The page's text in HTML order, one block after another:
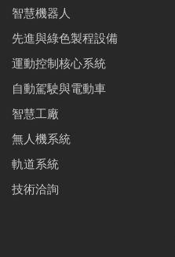
智慧機器人
先進與綠色製程設備
運動控制核心系統
自動駕駛與電動車
智慧工廠
無人機系統
軌道系統
技術洽詢